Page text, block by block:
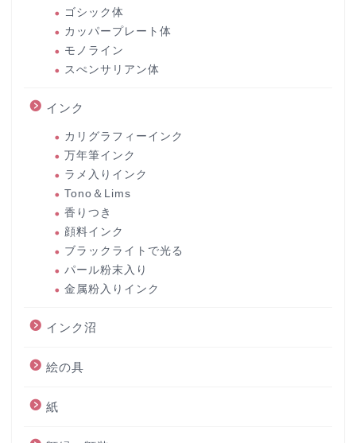
ゴシック体
カッパープレート体
モノライン
スぺンサリアン体
インク
カリグラフィーインク
万年筆インク
ラメ入りインク
Tono＆Lims
香りつき
顔料インク
ブラックライトで光る
パール粉末入り
金属粉入りインク
インク沼
絵の具
紙